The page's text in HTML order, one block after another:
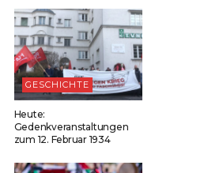
GESCHICHTE
Heute:
Gedenkveranstaltungen
zum 12. Februar 1934